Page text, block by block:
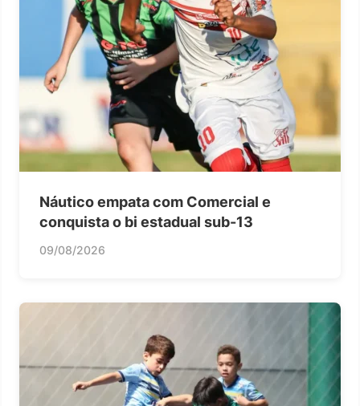
Náutico empata com Comercial e
conquista o bi estadual sub-13
09/08/2026